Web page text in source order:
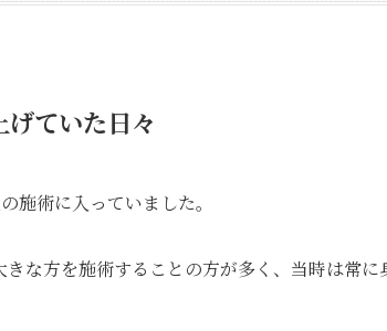
ていた日々
施術に入っていました。
な方を施術することの方が多く、当時は常